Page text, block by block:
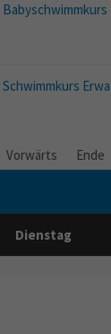
Schwimmkurs
Vorwärts Ende
Dienstag